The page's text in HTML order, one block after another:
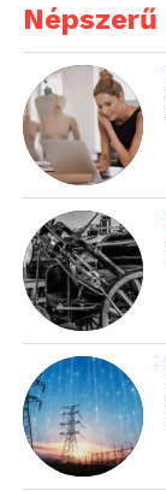
Népszerű